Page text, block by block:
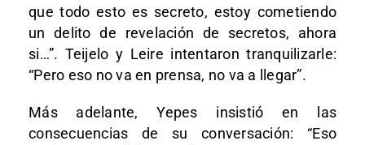
que todo esto es secreto, estoy cometiendo
un delito de revelación de secretos, ahora
si…”. Teijelo y Leire intentaron tranquilizarle:
“Pero eso no va en prensa, no va a llegar”.
Más adelante, Yepes insistió en las
consecuencias de su conversación: “Eso